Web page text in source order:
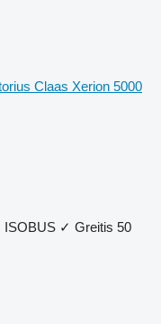
Claas Xerion 5000
ISOBUS ✓ Greitis 50